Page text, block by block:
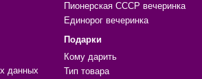
данных
Пионерская СССР вечеринка
Единорог вечеринка
Подарки
Кому дарить
Тип товара